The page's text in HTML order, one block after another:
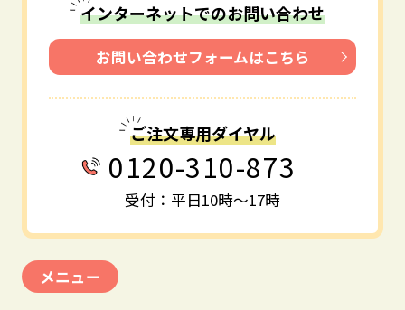
インターネットでのお問い合わせ
お問い合わせフォームはこちら
ご注文専用ダイヤル
0120-310-873
受付：平日10時～17時
メニュー